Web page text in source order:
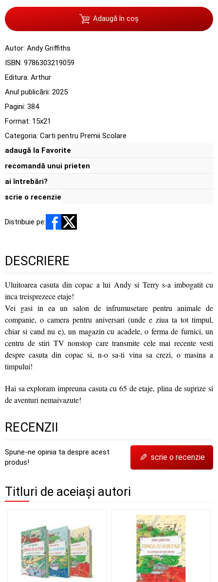
Adaugă în coș
Autor: Andy Griffiths
ISBN: 9786303219059
Editura: Arthur
Anul publicării: 2025
Pagini: 384
Format: 15x21
Categoria: Carti pentru Premii Scolare
adaugă la Favorite
recomandă unui prieten
ai întrebări?
scrie o recenzie
Distribuie pe:
DESCRIERE
Uluitoarea casuta din copac a lui Andy si Terry s-a imbogatit cu
inca treisprezece etaje!
Vei gasi in ea un salon de infrumusetare pentru animale de
companie, o camera pentru aniversari (unde e ziua ta tot timpul,
chiar si cand nu e), un magazin cu acadele, o ferma de furnici, un
centru de stiri TV nonstop care transmite cele mai recente vesti
despre casuta din copac si, n-o sa-ti vina sa crezi, o masina a
timpului!
Hai sa exploram impreuna casuta cu 65 de etaje, plina de suprize si
de aventuri nemaivazute!
RECENZII
Spune-ne opinia ta despre acest
produs!
✎ scrie o recenzie
Titluri de aceiași autori